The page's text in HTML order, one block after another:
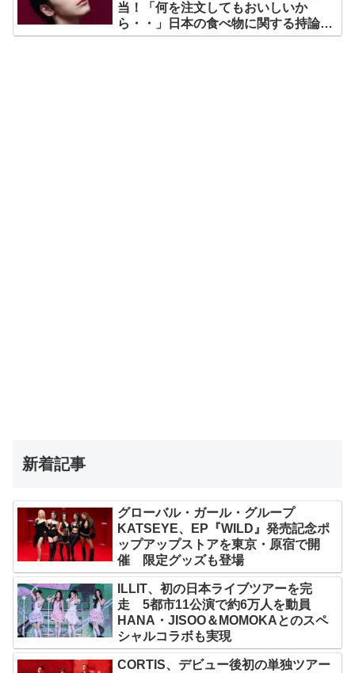
当！「何を注文してもおいしいか
ら・・」日本の食べ物に関する持論を
明かす
新着記事
グローバル・ガール・グループ
KATSEYE、EP『WILD』発売記念ポ
ップアップストアを東京・原宿で開
催 限定グッズも登場
ILLIT、初の日本ライブツアーを完
走 5都市11公演で約6万人を動員
HANA・JISOO＆MOMOKAとのスペ
シャルコラボも実現
CORTIS、デビュー後初の単独ツアー